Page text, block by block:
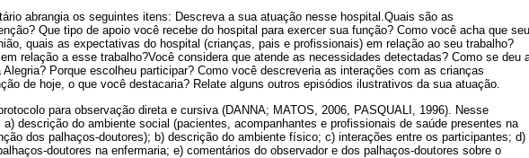
abrangia os seguintes itens: Descreva a sua atuação nesse hospital.Quais são as
Que tipo de apoio você recebe do hospital para exercer sua função? Como você acha que seu
quais as expectativas do hospital (crianças, pais e profissionais) em relação ao seu trabalho?
relação a esse trabalho?Você considera que atende as necessidades detectadas? Como se deu
Porque escolheu participar? Como você descreveria as interações com as crianças
de hoje, o que você destacaria? Relate alguns outros episódios ilustrativos da sua atuação.
para observação direta e cursiva (DANNA; MATOS, 2006, PASQUALI, 1996). Nesse
descrição do ambiente social (pacientes, acompanhantes e profissionais de saúde presentes na
dos palhaços-doutores); b) descrição do ambiente físico; c) interações entre os participantes; d)
doutores na enfermaria; e) comentários do observador e dos palhaços-doutores sobre o